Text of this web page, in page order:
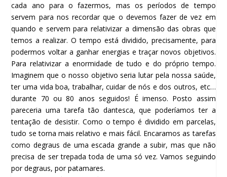
cada ano para o fazermos, mas os períodos de tempo
servem para nos recordar que o devemos fazer de vez em
quando e servem para relativizar a dimensão das obras que
temos a realizar. O tempo está dividido, precisamente, para
podermos voltar a ganhar energias e traçar novos objetivos.
Para relativizar a enormidade de tudo e do próprio tempo.
Imaginem que o nosso objetivo seria lutar pela nossa saúde,
ter uma vida boa, trabalhar, cuidar de nós e dos outros, etc…
durante 70 ou 80 anos seguidos! É imenso. Posto assim
pareceria uma tarefa tão dantesca, que poderíamos ter a
tentação de desistir. Como o tempo é dividido em parcelas,
tudo se torna mais relativo e mais fácil. Encaramos as tarefas
como degraus de uma escada grande a subir, mas que não
precisa de ser trepada toda de uma só vez. Vamos seguindo
por degraus, por patamares.